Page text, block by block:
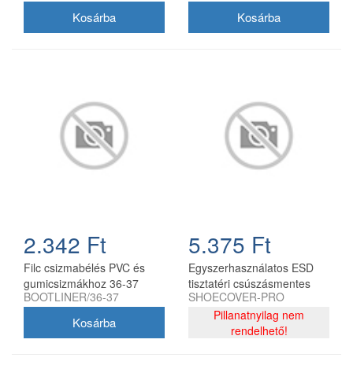
2.342 Ft
Filc csizmabélés PVC és
gumicsizmákhoz 36-37
BOOTLINER/36-37
5.375 Ft
Egyszerhasználatos ESD
tisztatéri csúszásmentes
cipővédő, kék, 100
db/csomag
SHOECOVER-PRO
Pillanatnyilag nem
rendelhető!